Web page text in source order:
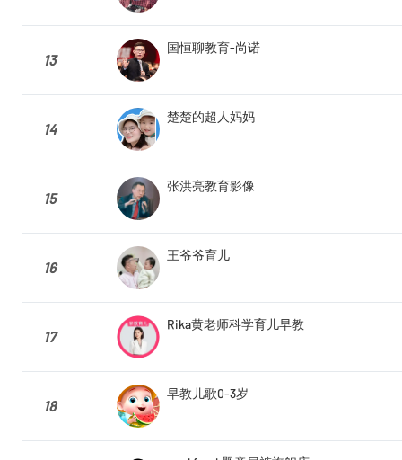
13
国恒聊教育-尚诺
14
楚楚的超人妈妈
15
张洪亮教育影像
16
王爷爷育儿
17
Rika黄老师科学育儿早教
18
早教儿歌0-3岁